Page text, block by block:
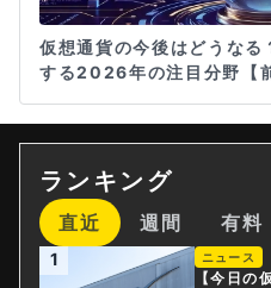
仮想通貨の今後はどうな
する2026年の注目分野【
ランキング
直近 週間 有料
1 ニュース
【今日の